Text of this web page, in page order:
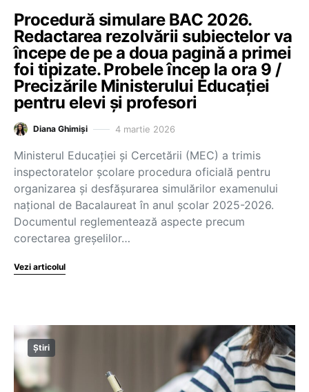
Procedură simulare BAC 2026.
Redactarea rezolvării subiectelor va
începe de pe a doua pagină a primei
foi tipizate. Probele încep la ora 9 /
Precizările Ministerului Educației
pentru elevi și profesori
Diana Ghimiși 4 martie 2026
Ministerul Educației și Cercetării (MEC) a trimis
inspectoratelor școlare procedura oficială pentru
organizarea și desfășurarea simulărilor examenului
național de Bacalaureat în anul școlar 2025-2026.
Documentul reglementează aspecte precum
corectarea greșelilor…
Vezi articolul
Știri